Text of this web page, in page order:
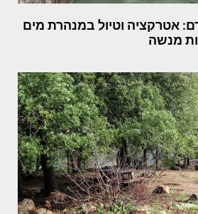
אטרקציה וטיול במנהרת מים
מנשה